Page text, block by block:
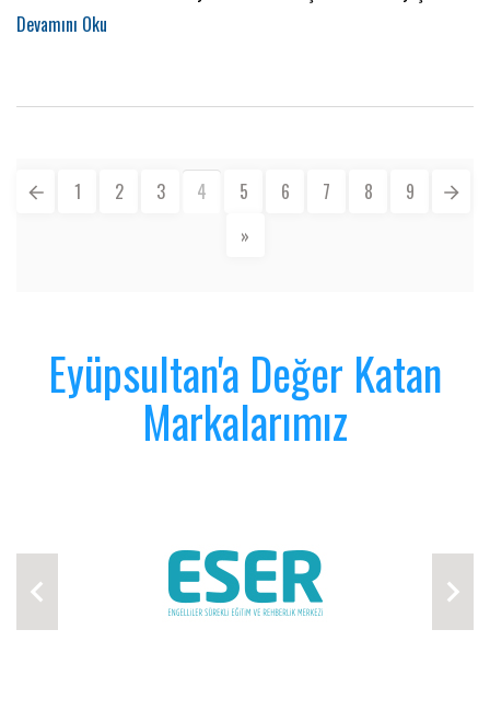
1 2 3 4 5 6 7 8
9
»
Eyüpsultan'a Değer Katan
Markalarımız